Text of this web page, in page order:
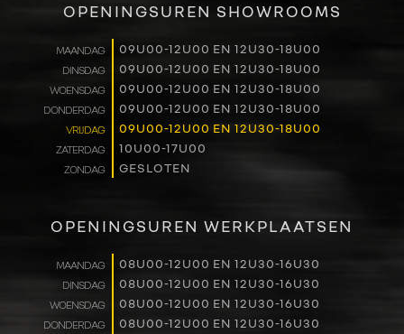
RENAULT PRO+
NAVERKOOP
VERHUUR
NIEUWS
OVER ONS
WERKEN BIJ
CONTACT
OPENINGSUREN SHOWROOMS
MAANDAG 09U00-12U00 EN 12U30-18U00
DINSDAG 09U00-12U00 EN 12U30-18U00
WOENSDAG 09U00-12U00 EN 12U30-18U00
DONDERDAG 09U00-12U00 EN 12U30-18U00
VRIJDAG 09U00-12U00 EN 12U30-18U00
ZATERDAG 10U00-17U00
ZONDAG GESLOTEN
OPENINGSUREN WERKPLAATSEN
MAANDAG 08U00-12U00 EN 12U30-16U30
DINSDAG 08U00-12U00 EN 12U30-16U30
WOENSDAG 08U00-12U00 EN 12U30-16U30
DONDERDAG 08U00-12U00 EN 12U30-16U30